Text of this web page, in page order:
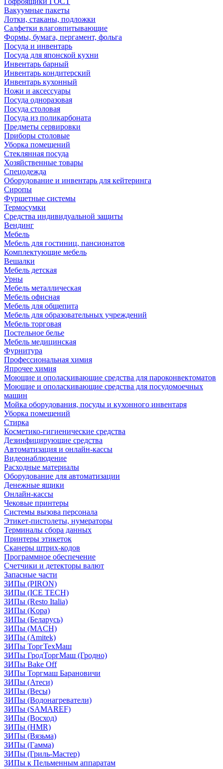
Вакуумные пакеты
Лотки, стаканы, подложки
Салфетки влаговпитывающие
Формы, бумага, пергамент, фольга
Посуда и инвентарь
Посуда для японской кухни
Инвентарь барный
Инвентарь кондитерский
Инвентарь кухонный
Ножи и аксессуары
Посуда одноразовая
Посуда столовая
Посуда из поликарбоната
Предметы сервировки
Приборы столовые
Уборка помещений
Стеклянная посуда
Хозяйственные товары
Спецодежда
Оборудование и инвентарь для кейтеринга
Сиропы
Фуршетные системы
Термосумки
Средства индивидуальной защиты
Вендинг
Мебель
Мебель для гостиниц, пансионатов
Комплектующие мебель
Вешалки
Мебель детская
Урны
Мебель металлическая
Мебель офисная
Мебель для общепита
Мебель для образовательных учреждений
Мебель торговая
Постельное белье
Мебель медицинская
Фурнитура
Профессиональная химия
Япрочее химия
Моющие и ополаскивающие средства для пароконвектоматов
Моющие и ополаскивающие средства для посудомоечных
машин
Мойка оборудования, посуды и кухонного инвентаря
Уборка помещений
Стирка
Косметико-гигиенические средства
Дезинфицирующие средства
Автоматизация и онлайн-кассы
Видеонаблюдение
Расходные материалы
Оборудование для автоматизации
Денежные ящики
Онлайн-кассы
Чековые принтеры
Системы вызова персонала
Этикет-пистолеты, нумераторы
Терминалы сбора данных
Принтеры этикеток
Сканеры штрих-кодов
Программное обеспечение
Счетчики и детекторы валют
Запасные части
ЗИПы (PIRON)
ЗИПы (ICE TECH)
ЗИПы (Resto Italia)
ЗИПы (Kopa)
ЗИПы (Беларусь)
ЗИПы (MACH)
ЗИПы (Amitek)
ЗИПы ТоргТехМаш
ЗИПы ГродТоргМаш (Гродно)
ЗИПы Bake Off
ЗИПы Торгмаш Барановичи
ЗИПы (Атеси)
ЗИПы (Весы)
ЗИПы (Водонагреватели)
ЗИПы (SAMAREF)
ЗИПы (Восход)
ЗИПы (HMR)
ЗИПы (Вязьма)
ЗИПы (Гамма)
ЗИПы (Гриль-Мастер)
ЗИПы к Пельменным аппаратам